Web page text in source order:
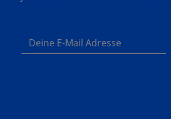
Deine E-Mail Adresse